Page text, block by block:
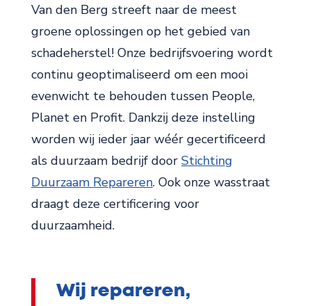
Van den Berg streeft naar de meest
groene oplossingen op het gebied van
schadeherstel! Onze bedrijfsvoering wordt
continu geoptimaliseerd om een mooi
evenwicht te behouden tussen People,
Planet en Profit. Dankzij deze instelling
worden wij ieder jaar wéér gecertificeerd
als duurzaam bedrijf door Stichting
Duurzaam Repareren. Ook onze wasstraat
draagt deze certificering voor
duurzaamheid.
Wij repareren,